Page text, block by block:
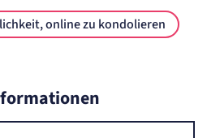
online zu kondolieren